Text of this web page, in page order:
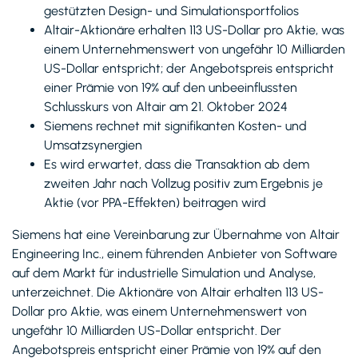
gestützten Design- und Simulationsportfolios
Altair-Aktionäre erhalten 113 US-Dollar pro Aktie, was
einem Unternehmenswert von ungefähr 10 Milliarden
US-Dollar entspricht; der Angebotspreis entspricht
einer Prämie von 19% auf den unbeeinflussten
Schlusskurs von Altair am 21. Oktober 2024
Siemens rechnet mit signifikanten Kosten- und
Umsatzsynergien
Es wird erwartet, dass die Transaktion ab dem
zweiten Jahr nach Vollzug positiv zum Ergebnis je
Aktie (vor PPA-Effekten) beitragen wird
Siemens hat eine Vereinbarung zur Übernahme von Altair
Engineering Inc., einem führenden Anbieter von Software
auf dem Markt für industrielle Simulation und Analyse,
unterzeichnet. Die Aktionäre von Altair erhalten 113 US-
Dollar pro Aktie, was einem Unternehmenswert von
ungefähr 10 Milliarden US-Dollar entspricht. Der
Angebotspreis entspricht einer Prämie von 19% auf den